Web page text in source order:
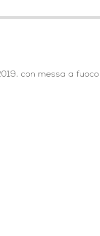
con messa a fuoco